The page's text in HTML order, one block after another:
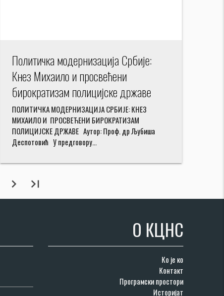
Политичка модернизација Србије:
Кнез Михаило и просвећени
бирократизам полицијске државе
ПОЛИТИЧКА МОДЕРНИЗАЦИЈА СРБИЈЕ: КНЕЗ
МИХАИЛО И ПРОСВЕЋЕНИ БИРОКРАТИЗАМ
ПОЛИЦИЈСКЕ ДРЖАВЕ Аутор: Проф. др Љубиша
Деспотовић У предговору…
chevron_right last_page
О КЦНС
Ко је ко
Контакт
Програмски простори
Историјат